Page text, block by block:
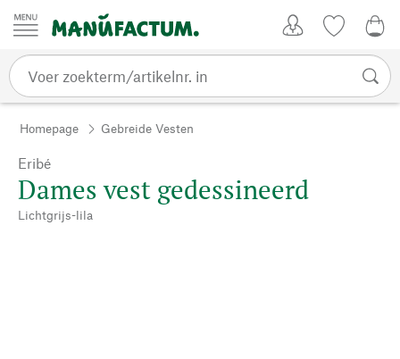
Passer au contenu
Homepage Gebreide Vesten
Eribé
Dames vest gedessineerd
Lichtgrijs-lila